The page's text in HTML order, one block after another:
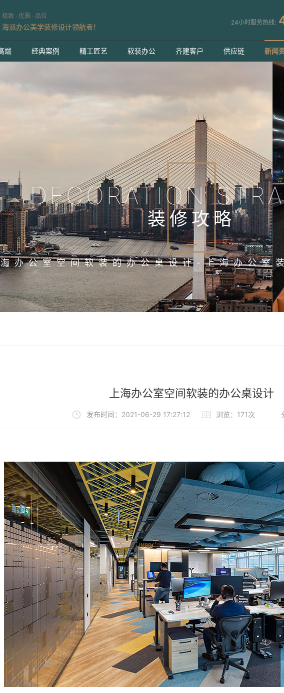
极致 · 优雅 · 品位
海派办公美学装修设计领航者！
24小时服务热线:
端 经典案例 精工匠艺 软装办公 齐建客户 供应链 新闻
DECORATION
装修攻略
办公室空间软装的办公桌设计-上海办公室
上海办公室空间软装的办公桌设计
发布时间：2021-06-29 17:27:12 浏览：171次